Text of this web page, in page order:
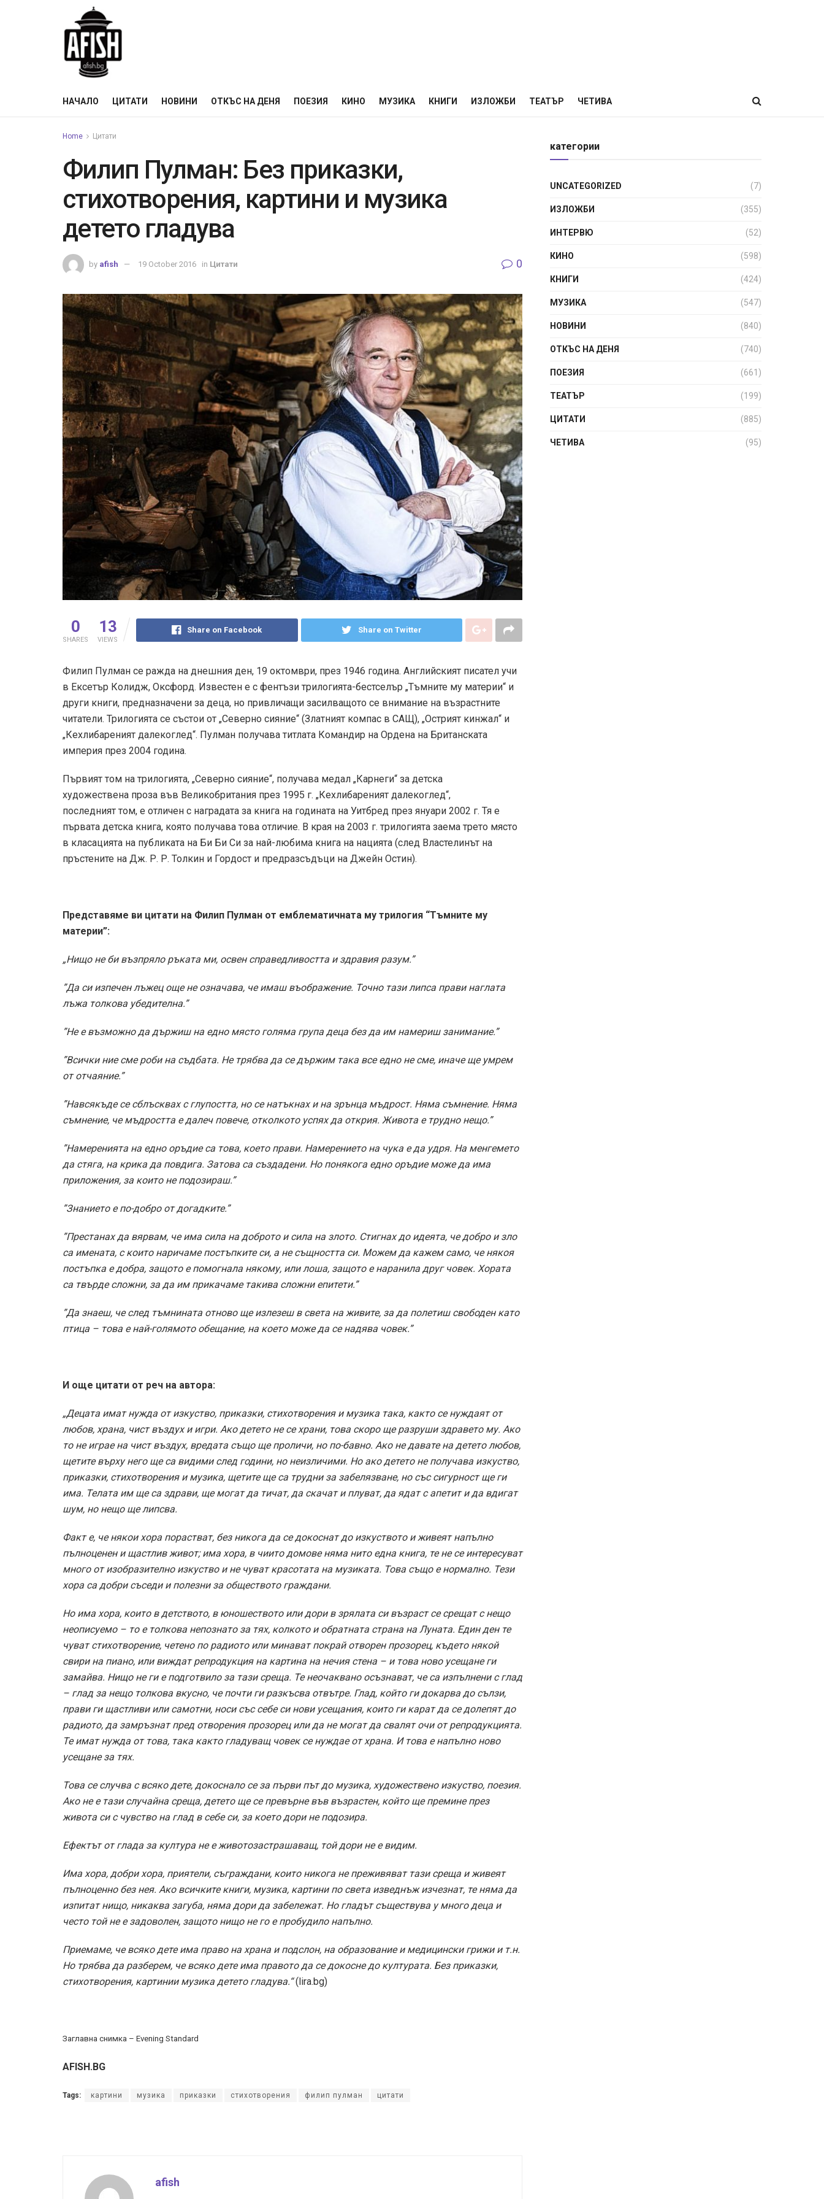
НАЧАЛО ЦИТАТИ НОВИНИ ОТКЪС НА ДЕНЯ ПОЕЗИЯ КИНО МУЗИКА КНИГИ ИЗЛОЖБИ ТЕАТЪР ЧЕТИВА
Home Цитати
Филип Пулман: Без приказки,
стихотворения, картини и музика
детето гладува
by afish 19 October 2016 in Цитати 0
0
SHARES
13
VIEWS
Share on Facebook Share on Twitter
Филип Пулман се ражда на днешния ден, 19 октомври, през 1946 година. Английският писател учи
в Ексетър Колидж, Оксфорд. Известен е с фентъзи трилогията-бестселър „Тъмните му материи“ и
други книги, предназначени за деца, но привличащи засилващото се внимание на възрастните
читатели. Трилогията се състои от „Северно сияние“ (Златният компас в САЩ), „Острият кинжал“ и
„Кехлибареният далекоглед“. Пулман получава титлата Командир на Ордена на Британската
империя през 2004 година.
Първият том на трилогията, „Северно сияние“, получава медал „Карнеги“ за детска
художествена проза във Великобритания през 1995 г. „Кехлибареният далекоглед“,
последният том, е отличен с наградата за книга на годината на Уитбред през януари 2002 г. Тя е
първата детска книга, която получава това отличие. В края на 2003 г. трилогията заема трето място
в класацията на публиката на Би Би Си за най-любима книга на нацията (след Властелинът на
пръстените на Дж. Р. Р. Толкин и Гордост и предразсъдъци на Джейн Остин).
Представяме ви цитати на Филип Пулман от емблематичната му трилогия “Тъмните му
материи”:
„Нищо не би възпряло ръката ми, освен справедливостта и здравия разум.”
”Да си изпечен лъжец още не означава, че имаш въображение. Точно тази липса прави наглата
лъжа толкова убедителна.”
”Не е възможно да държиш на едно място голяма група деца без да им намериш занимание.”
”Всички ние сме роби на съдбата. Не трябва да се държим така все едно не сме, иначе ще умрем
от отчаяние.”
”Навсякъде се сблъсквах с глупостта, но се натъкнах и на зрънца мъдрост. Няма съмнение. Няма
съмнение, че мъдростта е далеч повече, отколкото успях да открия. Живота е трудно нещо.”
”Намеренията на едно оръдие са това, което прави. Намерението на чука е да удря. На менгемето
да стяга, на крика да повдига. Затова са създадени. Но понякога едно оръдие може да има
приложения, за които не подозираш.”
”Знанието е по-добро от догадките.”
”Престанах да вярвам, че има сила на доброто и сила на злото. Стигнах до идеята, че добро и зло
са имената, с които наричаме постъпките си, а не същността си. Можем да кажем само, че някоя
постъпка е добра, защото е помогнала някому, или лоша, защото е наранила друг човек. Хората
са твърде сложни, за да им прикачаме такива сложни епитети.”
”Да знаеш, че след тъмнината отново ще излезеш в света на живите, за да полетиш свободен като
птица – това е най-голямото обещание, на което може да се надява човек.”
И още цитати от реч на автора:
„Децата имат нужда от изкуство, приказки, стихотворения и музика така, както се нуждаят от
любов, храна, чист въздух и игри. Ако детето не се храни, това скоро ще разруши здравето му. Ако
то не играе на чист въздух, вредата също ще проличи, но по-бавно. Ако не давате на детето любов,
щетите върху него ще са видими след години, но неизличими. Но ако детето не получава изкуство,
приказки, стихотворения и музика, щетите ще са трудни за забелязване, но със сигурност ще ги
има. Телата им ще са здрави, ще могат да тичат, да скачат и плуват, да ядат с апетит и да вдигат
шум, но нещо ще липсва.
Факт е, че някои хора порастват, без никога да се докоснат до изкуството и живеят напълно
пълноценен и щастлив живот; има хора, в чиито домове няма нито една книга, те не се интересуват
много от изобразително изкуство и не чуват красотата на музиката. Това също е нормално. Тези
хора са добри съседи и полезни за обществото граждани.
Но има хора, които в детството, в юношеството или дори в зрялата си възраст се срещат с нещо
неописуемо – то е толкова непознато за тях, колкото и обратната страна на Луната. Един ден те
чуват стихотворение, четено по радиото или минават покрай отворен прозорец, където някой
свири на пиано, или виждат репродукция на картина на нечия стена – и това ново усещане ги
замайва. Нищо не ги е подготвило за тази среща. Те неочаквано осъзнават, че са изпълнени с глад
– глад за нещо толкова вкусно, че почти ги разкъсва отвътре. Глад, който ги докарва до сълзи,
прави ги щастливи или самотни, носи със себе си нови усещания, които ги карат да се долепят до
радиото, да замръзнат пред отворения прозорец или да не могат да свалят очи от репродукцията.
Те имат нужда от това, така както гладуващ човек се нуждае от храна. И това е напълно ново
усещане за тях.
Това се случва с всяко дете, докоснало се за първи път до музика, художествено изкуство, поезия.
Ако не е тази случайна среща, детето ще се превърне във възрастен, който ще премине през
живота си с чувство на глад в себе си, за което дори не подозира.
Ефектът от глада за култура не е животозастрашаващ, той дори не е видим.
Има хора, добри хора, приятели, съграждани, които никога не преживяват тази среща и живеят
пълноценно без нея. Ако всичките книги, музика, картини по света изведнъж изчезнат, те няма да
изпитат нищо, никаква загуба, няма дори да забележат. Но гладът съществува у много деца и
често той не е задоволен, защото нищо не го е пробудило напълно.
Приемаме, че всяко дете има право на храна и подслон, на образование и медицински грижи и т.н.
Но трябва да разберем, че всяко дете има правото да се докосне до културата. Без приказки,
стихотворения, картинии музика детето гладува.“(lira.bg)
Заглавна снимка – Evening Standard
AFISH.BG
Tags: картини музика приказки стихотворения филип пулман цитати
afish
категории
UNCATEGORIZED (7)
ИЗЛОЖБИ (355)
ИНТЕРВЮ (52)
КИНО (598)
КНИГИ (424)
МУЗИКА (547)
НОВИНИ (840)
ОТКЪС НА ДЕНЯ (740)
ПОЕЗИЯ (661)
ТЕАТЪР (199)
ЦИТАТИ (885)
ЧЕТИВА (95)